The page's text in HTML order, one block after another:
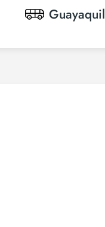
Guayaquil